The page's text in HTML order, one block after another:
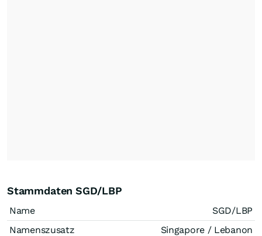
Stammdaten SGD/LBP
Name
SGD/LBP
Namenszusatz
Singapore / Lebanon